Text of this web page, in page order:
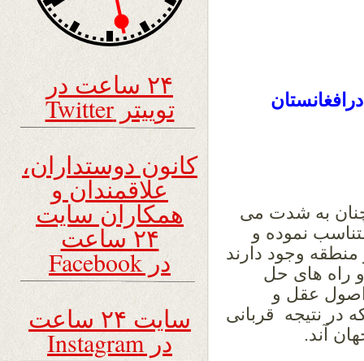
به شدت می
نموده و
وجود دارند
راه های حل
اصول عقل و
نتیجه قربانی
آند.
۲۴ ساعت در
توییتر Twitter
کانون دوستداران،
علاقمندان و
همکاران سایت
۲۴ ساعت
در Facebook
سایت ۲۴ ساعت
در Instagram